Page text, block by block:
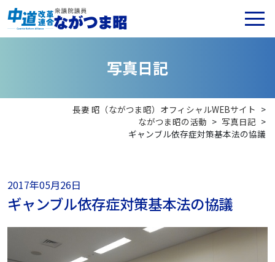
写真日記
長妻 昭（ながつま昭）オフィシャルWEBサイト >
ながつま昭の活動 > 写真日記 >
ギャンブル依存症対策基本法の協議
2017年05月26日
ギャンブル依存症対策基本法の協議